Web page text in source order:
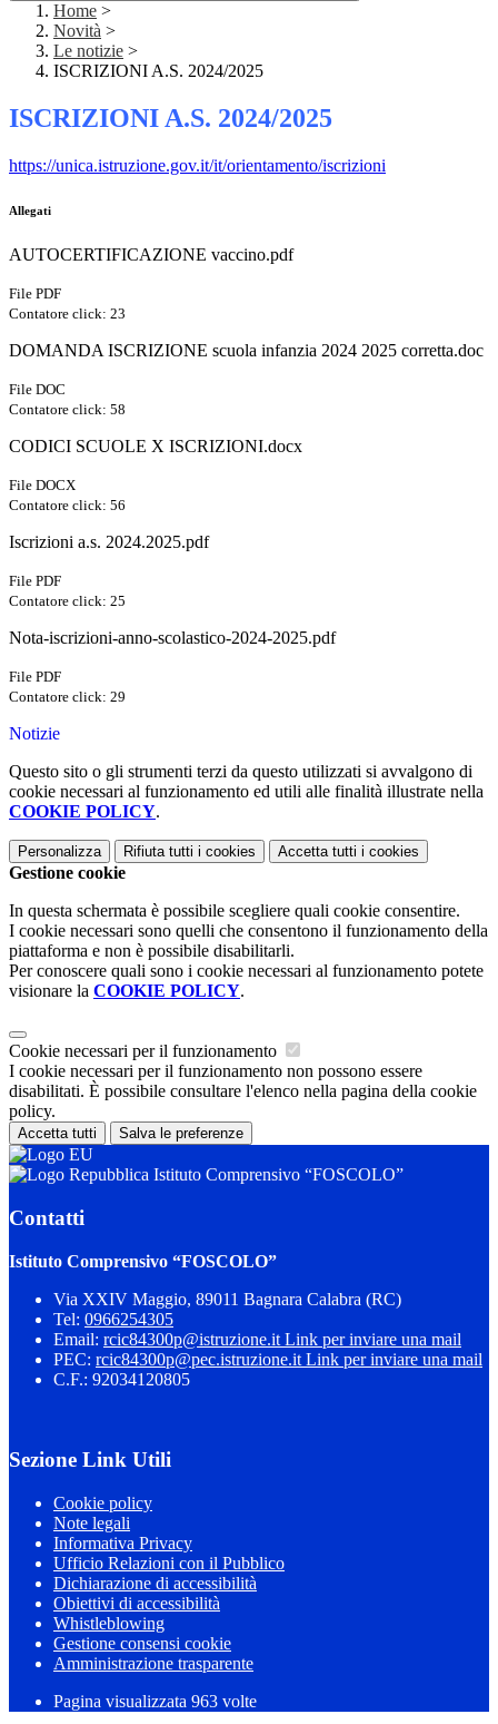
Home >
Novità >
Le notizie >
ISCRIZIONI A.S. 2024/2025
ISCRIZIONI A.S. 2024/2025
https://unica.istruzione.gov.it/it/orientamento/iscrizioni
Allegati
AUTOCERTIFICAZIONE vaccino.pdf
File PDF
Contatore click: 23
DOMANDA ISCRIZIONE scuola infanzia 2024 2025 corretta.doc
File DOC
Contatore click: 58
CODICI SCUOLE X ISCRIZIONI.docx
File DOCX
Contatore click: 56
Iscrizioni a.s. 2024.2025.pdf
File PDF
Contatore click: 25
Nota-iscrizioni-anno-scolastico-2024-2025.pdf
File PDF
Contatore click: 29
Notizie
Questo sito o gli strumenti terzi da questo utilizzati si avvalgono di
cookie necessari al funzionamento ed utili alle finalità illustrate nella
COOKIE POLICY.
Personalizza Rifiuta tutti i cookies Accetta tutti i cookies
Gestione cookie
In questa schermata è possibile scegliere quali cookie consentire.
I cookie necessari sono quelli che consentono il funzionamento della
piattaforma e non è possibile disabilitarli.
Per conoscere quali sono i cookie necessari al funzionamento potete
visionare la COOKIE POLICY.
Cookie necessari per il funzionamento
I cookie necessari per il funzionamento non possono essere
disabilitati. È possibile consultare l'elenco nella pagina della cookie
policy.
Accetta tutti Salva le preferenze
Istituto Comprensivo “FOSCOLO”
Contatti
Istituto Comprensivo “FOSCOLO”
Via XXIV Maggio, 89011 Bagnara Calabra (RC)
Tel: 0966254305
Email: rcic84300p@istruzione.it Link per inviare una mail
PEC: rcic84300p@pec.istruzione.it Link per inviare una mail
C.F.: 92034120805
Sezione Link Utili
Cookie policy
Note legali
Informativa Privacy
Ufficio Relazioni con il Pubblico
Dichiarazione di accessibilità
Obiettivi di accessibilità
Whistleblowing
Gestione consensi cookie
Amministrazione trasparente
Pagina visualizzata 963 volte